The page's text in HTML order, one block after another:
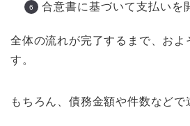
合意書に基づいて支払いを
全体の流れが完了するまで、およ
す。
もちろん、債務金額や件数などで